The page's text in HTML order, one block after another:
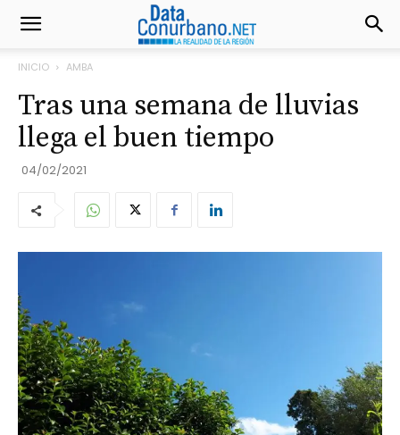
INICIO AMBA
Tras una semana de lluvias
llega el buen tiempo
04/02/2021